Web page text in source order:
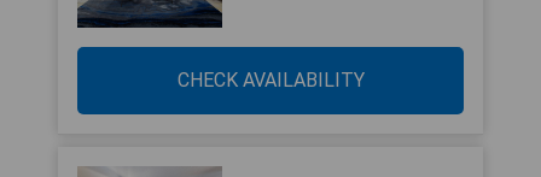
CHECK AVAILABILITY